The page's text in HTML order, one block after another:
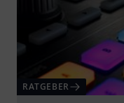
RATGEBER